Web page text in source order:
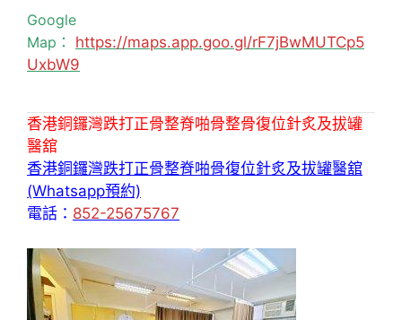
Google
Map： https://maps.app.goo.gl/rF7jBwMUTCp5
UxbW9
香港銅鑼灣跌打正骨整脊啪骨整骨復位針炙及拔罐
醫舘
香港銅鑼灣跌打正骨整脊啪骨復位針炙及拔罐醫舘
(Whatsapp預約)
電話： 852-25675767